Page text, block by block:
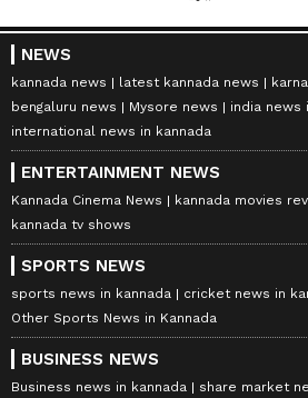
NEWS
kannada news latest kannada news
bengaluru news
Mysore news
india news
international news in kannada
ENTERTAINMENT NEWS
Kannada Cinema News kannada movies
kannada tv shows
SPORTS NEWS
sports news in kannada
cricket news in
Other Sports News in Kannada
BUSINESS NEWS
Business news in kannada
share market